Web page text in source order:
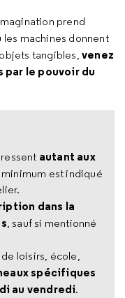
prend
les machines donnent
tangibles,venez
le pouvoir du
autant aux
minimum est indiqué
dans la
, sauf si mentionné
loisirs, école,
spécifiques
au vendredi.